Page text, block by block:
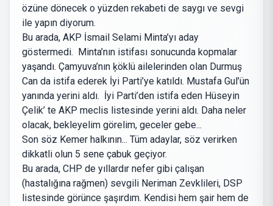
özüne dönecek o yüzden rekabeti de saygı ve sevgi
ile yapın diyorum.
Bu arada, AKP İsmail Selami Minta’yı aday
göstermedi. Minta’nın istifası sonucunda kopmalar
yaşandı. Çamyuva’nın ķöklü ailelerinden olan Durmuş
Can da istifa ederek İyi Parti’ye katıldı. Mustafa Gul’ün
yanında yerini aldı. İyi Parti’den istifa eden Hüseyin
Çelik’ te AKP meclis listesinde yerini aldı. Daha neler
olacak, bekleyelim görelim, geceler gebe...
Son söz Kemer halkının... Tüm adaylar, söz verirken
dikkatli olun 5 sene çabuk geçiyor.
Bu arada, CHP de yıllardır nefer gibi çalışan
(hastalığına rağmen) sevgili Neriman Zevklileri, DSP
listesinde görünce şaşırdım. Kendisi hem şair hem de